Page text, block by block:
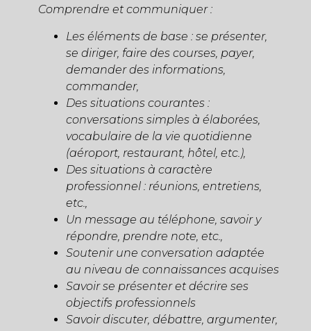
Comprendre et communiquer :
Les éléments de base : se présenter,
se diriger, faire des courses, payer,
demander des informations,
commander,
Des situations courantes :
conversations simples à élaborées,
vocabulaire de la vie quotidienne
(aéroport, restaurant, hôtel, etc.),
Des situations à caractère
professionnel : réunions, entretiens,
etc.,
Un message au téléphone, savoir y
répondre, prendre note, etc.,
Soutenir une conversation adaptée
au niveau de connaissances acquises
Savoir se présenter et décrire ses
objectifs professionnels
Savoir discuter, débattre, argumenter,